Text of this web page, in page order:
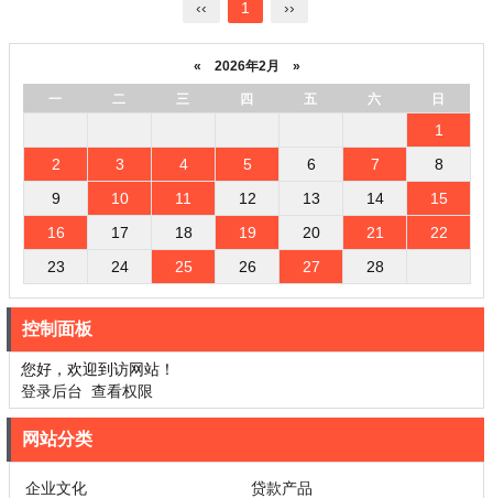
‹‹ 1 ››
« 2026年2月 »
一 二 三 四 五 六 日
1
2
3 4 5 6 7
8
9
10 11 12 13 14
15
16
17 18 19 20 21
22
23
24 25 26 27 28
控制面板
您好，欢迎到访网站！
登录后台 查看权限
网站分类
企业文化 贷款产品